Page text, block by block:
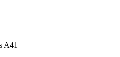
A41